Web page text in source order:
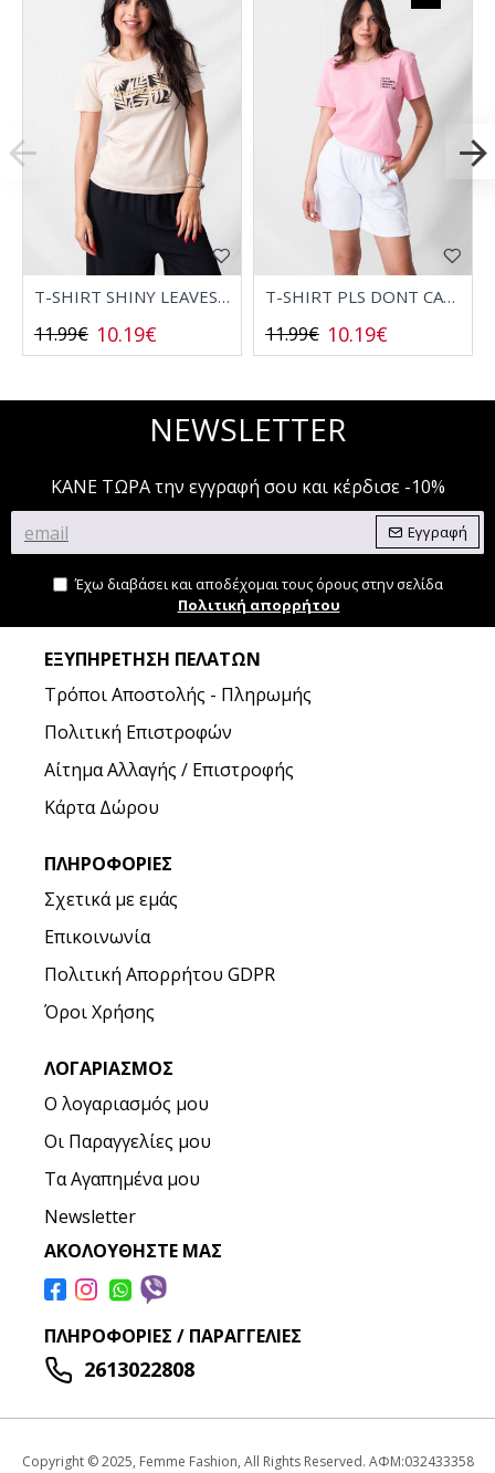
T-SHIRT SHINY LEAVES 2532006
10.19€
11.99€
T-SHIRT PLS DONT CALL 2532008
10.19€
11.99€
NEWSLETTER
ΚΑΝΕ ΤΩΡΑ την εγγραφή σου και κέρδισε -10%
Εγγραφή
Έχω διαβάσει και αποδέχομαι τους όρους στην σελίδα
Πολιτική απορρήτου
ΕΞΥΠΗΡΈΤΗΣΗ ΠΕΛΑΤΏΝ
Τρόποι Αποστολής - Πληρωμής
Πολιτική Επιστροφών
Αίτημα Αλλαγής / Επιστροφής
Κάρτα Δώρου
ΠΛΗΡΟΦΟΡΊΕΣ
Σχετικά με εμάς
Επικοινωνία
Πολιτική Απορρήτου GDPR
Όροι Χρήσης
ΛΟΓΑΡΙΑΣΜΌΣ
Ο λογαριασμός μου
Οι Παραγγελίες μου
Τα Αγαπημένα μου
Newsletter
ΑΚΟΛΟΥΘΉΣΤΕ ΜΑΣ
ΠΛΗΡΟΦΟΡΊΕΣ / ΠΑΡΑΓΓΕΛΊΕΣ
2613022808
Copyright © 2025, Femme Fashion, All Rights Reserved. ΑΦΜ:032433358